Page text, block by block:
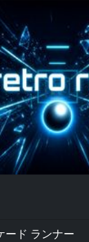
ード ランナー